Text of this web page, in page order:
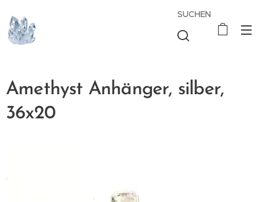
SUCHEN
Amethyst Anhänger, silber,
36x20